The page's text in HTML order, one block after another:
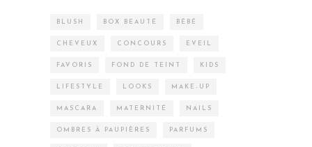
BLUSH BOX BEAUTÉ BÉBÉ
CHEVEUX CONCOURS EVEIL
FAVORIS FOND DE TEINT KIDS
LIFESTYLE LOOKS MAKE-UP
MASCARA MATERNITÉ NAILS
OMBRES À PAUPIÈRES PARFUMS